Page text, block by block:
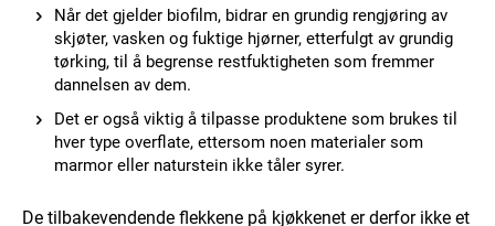
Når det gjelder biofilm, bidrar en grundig rengjøring av
skjøter, vasken og fuktige hjørner, etterfulgt av grundig
tørking, til å begrense restfuktigheten som fremmer
dannelsen av dem.
Det er også viktig å tilpasse produktene som brukes til
hver type overflate, ettersom noen materialer som
marmor eller naturstein ikke tåler syrer.
De tilbakevendende flekkene på kjøkkenet er derfor ikke et